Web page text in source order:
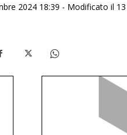
2024 18:39 - Modificato il